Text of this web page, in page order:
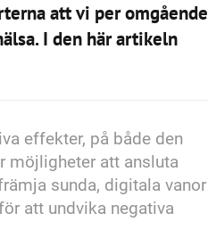
att vi per omgående
I den här artikeln
effekter, på både den
möjligheter att ansluta
sunda, digitala vanor
att undvika negativa